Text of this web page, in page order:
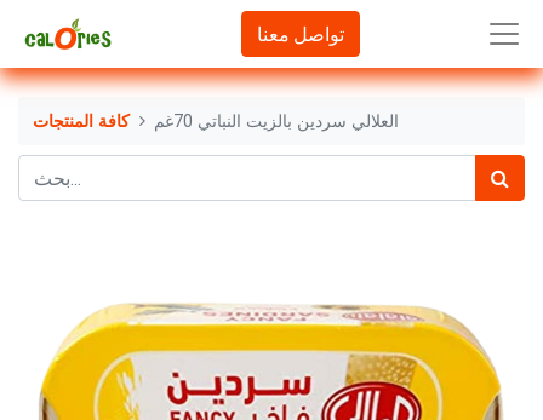
تواصل معنا
كافة المنتجات العلالي سردين بالزيت النباتي 70غم